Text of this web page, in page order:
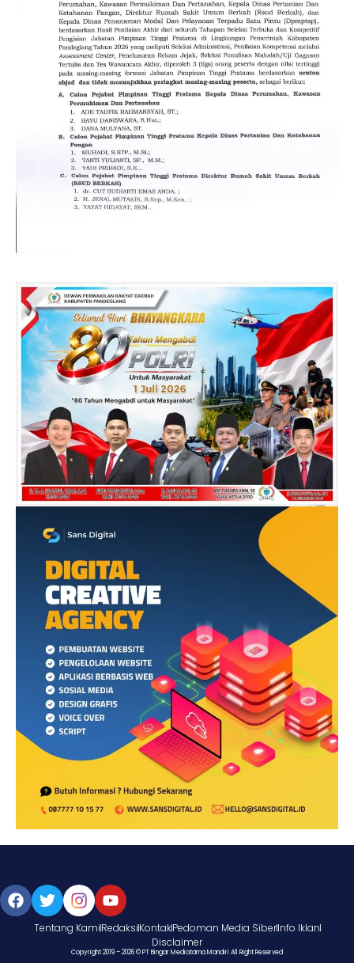
Tentang KamiRedaksiKontakPedoman Media SiberInfo Iklan
Disclaimer
Copyright 2019 – 2026 © PT Bingar Mediatama Mandiri All Right Reserved